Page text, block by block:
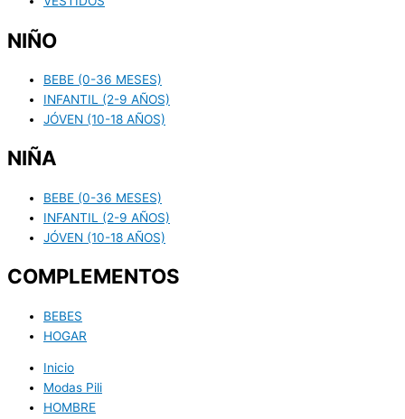
NIÑO
BEBE (0-36 MESES)
INFANTIL (2-9 AÑOS)
JÓVEN (10-18 AÑOS)
NIÑA
BEBE (0-36 MESES)
INFANTIL (2-9 AÑOS)
JÓVEN (10-18 AÑOS)
COMPLEMENTOS
BEBES
HOGAR
Inicio
Modas Pili
HOMBRE